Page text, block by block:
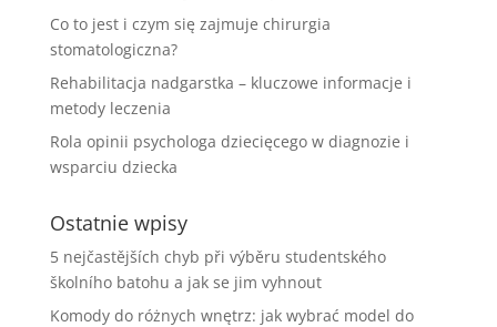
Co to jest i czym się zajmuje chirurgia
stomatologiczna?
Rehabilitacja nadgarstka – kluczowe informacje i
metody leczenia
Rola opinii psychologa dziecięcego w diagnozie i
wsparciu dziecka
Ostatnie wpisy
5 nejčastějších chyb při výběru studentského
školního batohu a jak se jim vyhnout
Komody do różnych wnętrz: jak wybrać model do